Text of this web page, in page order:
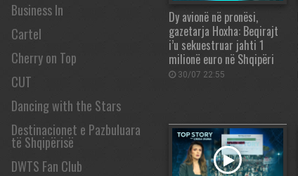
Business In
Cartel
Cherry on Top
CUT
Dancing with the Stars
Destinacionet e Pazbuluara
të Shqipërisë
DWTS Fan Club
Dy avionë në pronësi,
gazetarja Hoxha: Beqirajt
i’u sekuestruar jahti 1
milionë euro në Shqipëri
30/07 22:55